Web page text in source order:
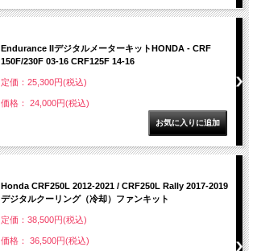
Endurance IIデジタルメーターキットHONDA - CRF
150F/230F 03-16 CRF125F 14-16
定価：25,300円(税込)
価格： 24,000円(税込)
Honda CRF250L 2012-2021 / CRF250L Rally 2017-2019
デジタルクーリング（冷却）ファンキット
定価：38,500円(税込)
価格： 36,500円(税込)